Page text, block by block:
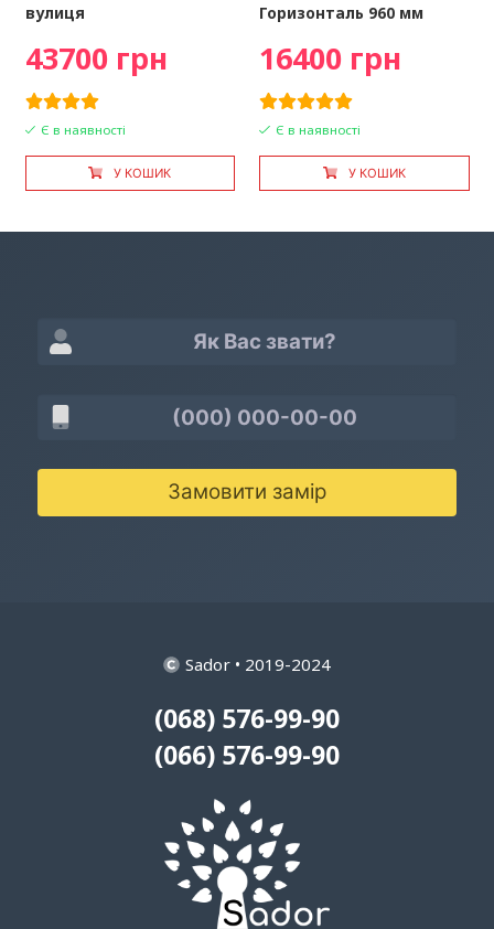
вулиця
43700 грн
Є в наявності
У КОШИК
Горизонталь 960 мм
16400 грн
Є в наявності
У КОШИК
Замовити замір
Sador • 2019-2024
(068) 576-99-90
(066) 576-99-90